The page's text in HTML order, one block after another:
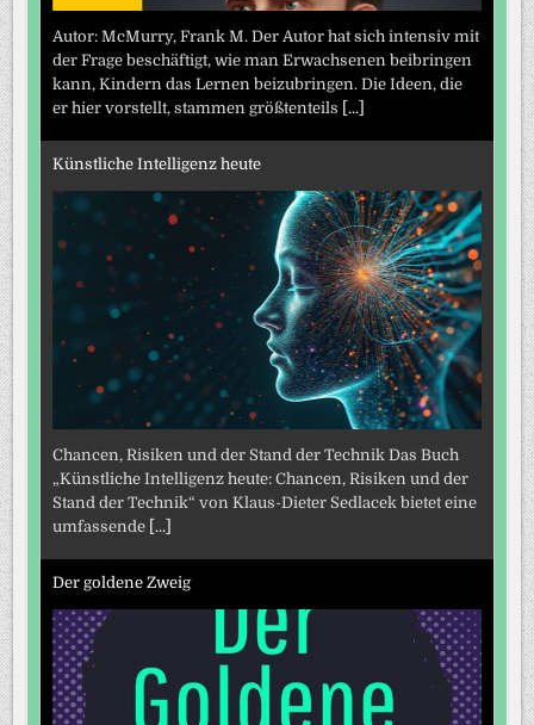
Autor: McMurry, Frank M. Der Autor hat sich intensiv mit
der Frage beschäftigt, wie man Erwachsenen beibringen
kann, Kindern das Lernen beizubringen. Die Ideen, die
er hier vorstellt, stammen größtenteils [...]
Künstliche Intelligenz heute
Chancen, Risiken und der Stand der Technik Das Buch
„Künstliche Intelligenz heute: Chancen, Risiken und der
Stand der Technik“ von Klaus-Dieter Sedlacek bietet eine
umfassende [...]
Der goldene Zweig